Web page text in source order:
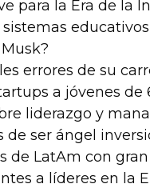
para la Era de la
errores de su
a jóvenes de
liderazgo y
ser ángel
de LatAm con
a líderes en la